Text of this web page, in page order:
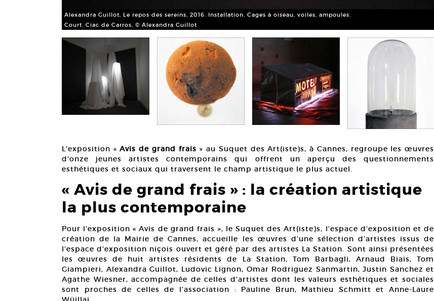
Alexandra Guillot, Le repos des sereins, 2016. Installation. Cages à oiseau, voiles, ampoules.
Court. Ciac de Carros, © Alexandra Guillot
L’exposition «Avis de grand frais » au Suquet des Art(iste)s, à Cannes, regroupe les œuvres
d’onze jeunes artistes contemporains qui offrent un aperçu des questionnements
esthétiques et sociaux qui traversent le champ artistique le plus actuel.
« Avis de grand frais » : la création artistique
la plus contemporaine
Pour l’exposition « Avis de grand frais », le Suquet des Art(iste)s, l’espace d’exposition et de
création de la Mairie de Cannes, accueille les œuvres d’une sélection d’artistes issus de
l’espace d’exposition niçois ouvert et géré par des artistes La Station. Sont ainsi présentées
les œuvres de huit artistes résidents de La Station, Tom Barbagli, Arnaud Biais, Tom
Giampieri, Alexandra Guillot, Ludovic Lignon, Omar Rodriguez Sanmartin, Justin Sanchez et
Agathe Wiesner, accompagnée de celles d’artistes dont les valeurs esthétiques et sociales
sont proches de celles de l’association : Pauline Brun, Mathieu Schmitt et Anne-Laure